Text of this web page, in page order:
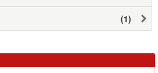
(1)